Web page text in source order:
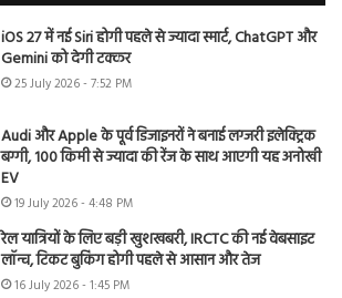
iOS 27 में नई Siri होगी पहले से ज्यादा स्मार्ट, ChatGPT और
Gemini को देगी टक्कर
25 July 2026 - 7:52 PM
Audi और Apple के पूर्व डिजाइनरों ने बनाई लग्जरी इलेक्ट्रिक
बग्गी, 100 किमी से ज्यादा की रेंज के साथ आएगी यह अनोखी
EV
19 July 2026 - 4:48 PM
रेल यात्रियों के लिए बड़ी खुशखबरी, IRCTC की नई वेबसाइट
लॉन्च, टिकट बुकिंग होगी पहले से आसान और तेज
16 July 2026 - 1:45 PM